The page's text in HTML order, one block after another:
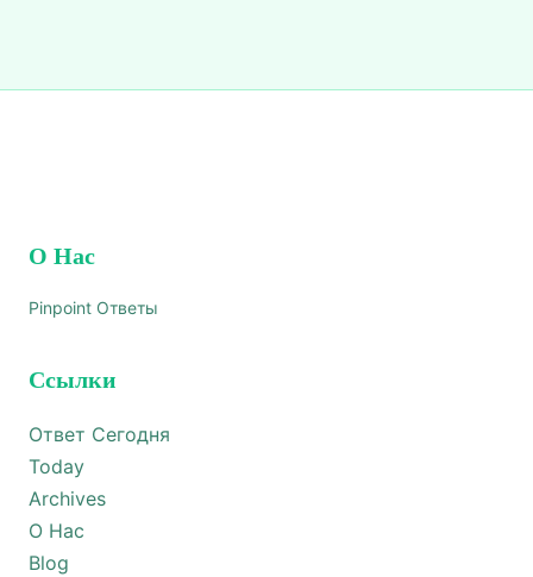
О Нас
Pinpoint Ответы
Ссылки
Ответ Сегодня
Today
Archives
О Нас
Blog